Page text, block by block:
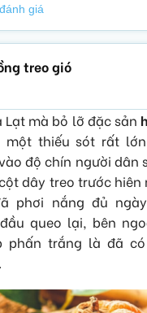
giá
treo gió
mà bỏ lỡ đặc sản
thiếu sót rất
độ chín người dân
dây treo trước hiên
phơi nắng đủ
queo lại, bên
phấn trắng là đã